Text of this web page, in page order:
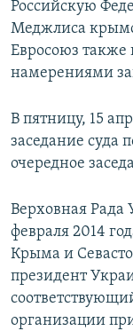
Российскую
Меджлиса
Евросоюз также
намерениями
В пятницу, 15
заседание суда
очередное
Верховная Рада
февраля 2014
Крыма и
президент
организации